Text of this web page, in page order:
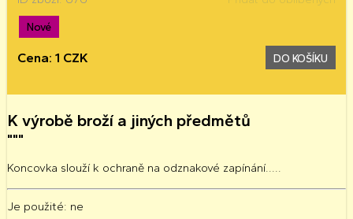
Nové
Cena: 1 CZK DO KOŠÍKU
K výrobě broží a jiných předmětů
"""
Koncovka slouží k ochraně na odznakové zapínání.....
Je použité: ne